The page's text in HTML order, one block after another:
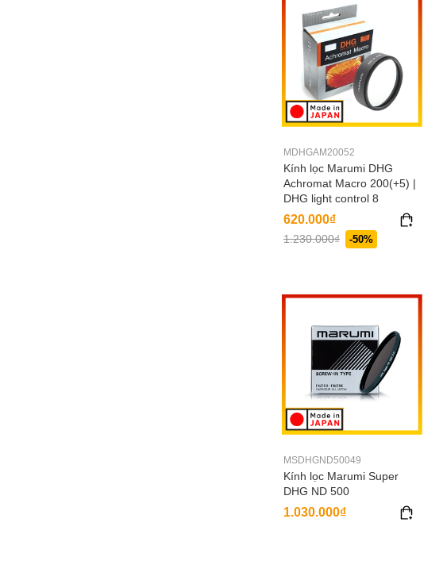
MDHGAM20052
Kính lọc Marumi DHG
Achromat Macro 200(+5) |
DHG light control 8
620.000₫
1.230.000₫ -50%
MSDHGND50049
Kính lọc Marumi Super
DHG ND 500
1.030.000₫